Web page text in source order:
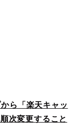
ら「楽天キャッ
次変更すること